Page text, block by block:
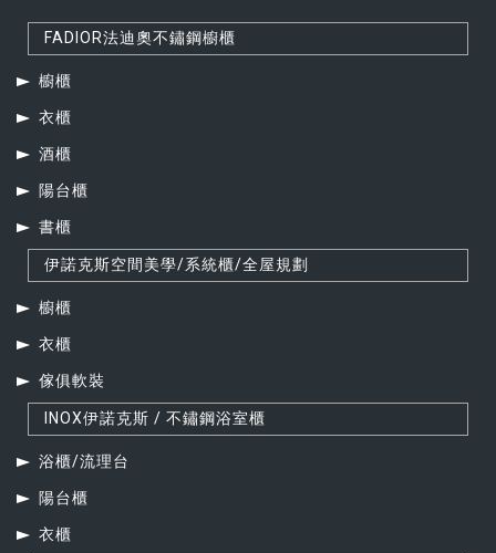
FADIOR法迪奧不鏽鋼櫥櫃
櫥櫃
衣櫃
酒櫃
陽台櫃
書櫃
伊諾克斯空間美學/系統櫃/全屋規劃
櫥櫃
衣櫃
傢俱軟裝
INOX伊諾克斯 / 不鏽鋼浴室櫃
浴櫃/流理台
陽台櫃
衣櫃